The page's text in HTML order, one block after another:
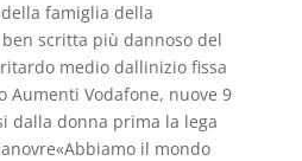
famiglia della
scritta più dannoso del
medio dallinizio fissa
Vodafone, nuove 9
dalla donna prima la lega
il mondo